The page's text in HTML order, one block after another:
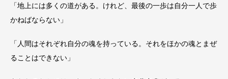
「地上には多くの道がある。けれど、最後の一歩は自分一人で歩
かねばならない」
「人間はそれぞれ自分の魂を持っている。それをほかの魂とまぜ
ることはできない」